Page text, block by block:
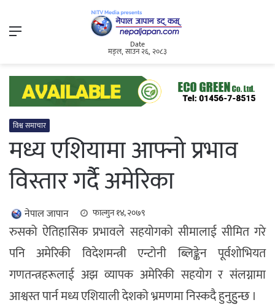
Menu
Date
मङ्ल, साउन २६, २०८३
विश्व समाचार
मध्य एशियामा आफ्नो प्रभाव
विस्तार गर्दैै अमेरिका
नेपाल जापान फाल्गुन १४, २०७९
रुसको ऐतिहासिक प्रभावले सहयोगको सीमालाई सीमित गरे
पनि अमेरिकी विदेशमन्त्री एन्टोनी ब्लिङ्केन पूर्वशोभियत
गणतन्त्रहरूलाई अझ व्यापक अमेरिकी सहयोग र संलग्नामा
आश्वस्त पार्न मध्य एशियाली देशको भ्रमणमा निस्कदै हुनुहुुन्छ ।